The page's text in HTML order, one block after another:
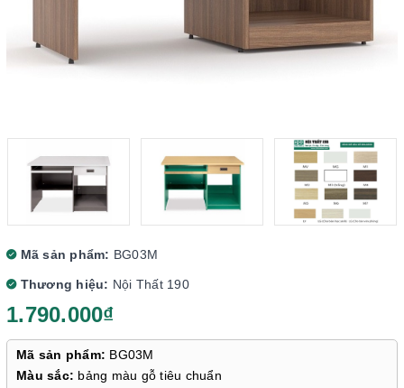
Mã sản phẩm: BG03M
Thương hiệu: Nội Thất 190
1.790.000₫
Mã sản phẩm: BG03M
Màu sắc: bảng màu gỗ tiêu chuẩn